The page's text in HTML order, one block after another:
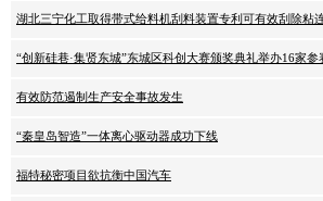
湖北三宁化工取得带式给料机刮料装置专利可有效刮除粘
“创新硅巷·集贤东城”东城区科创大赛颁奖典礼举办16家
有效防范遏制生产安全事故发生
“秦皇岛智造”一体离心驱动器成功下线
福特秘密项目欲抗衡中国汽车